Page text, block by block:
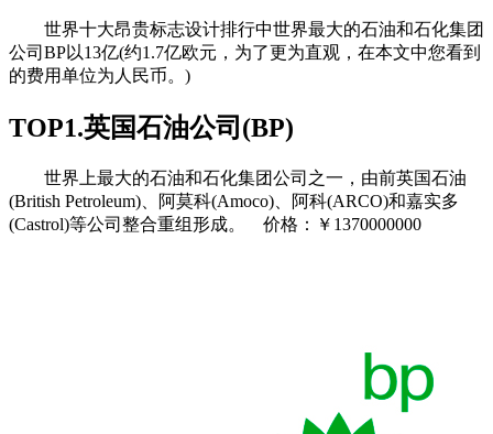
世界十大昂贵标志设计排行中世界最大的石油和石化集团
公司BP以13亿(约1.7亿欧元，为了更为直观，在本文中您看到
的费用单位为人民币。)
TOP1.英国石油公司(BP)
世界上最大的石油和石化集团公司之一，由前英国石油
(British Petroleum)、阿莫科(Amoco)、阿科(ARCO)和嘉实多
(Castrol)等公司整合重组形成。 价格：￥1370000000